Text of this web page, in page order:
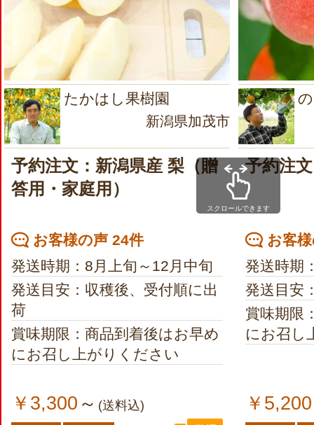
たかはし果樹園
新潟県加茂市
予約注文：新潟県産 梨（贈
答用・家庭用）
お客様の声 24件
発送時期：8月上旬～12月中旬
発送目安：収穫後、受付順に出
荷
賞味期限：商品到着後はお早め
にお召し上がりください
￥3,300 ～ (送料込)
予約注
お客
発送時期
発送目安
賞味期限
にお召し
￥5,200
スクロールできます